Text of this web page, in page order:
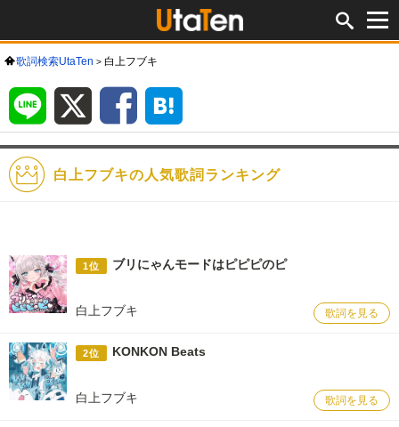
歌詞検索UtaTen 白上フブキ
LINE Facebook
ク
ー
白上フブキの人気歌詞ランキング
1位 ブリにゃんモードはピピピのピ
白上フブキ 歌詞を見る
2位 KONKON Beats
白上フブキ 歌詞を見る